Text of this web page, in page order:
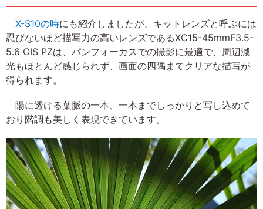
X-S10の時にも紹介しましたが、キットレンズと呼ぶには
忍びないほど描写力の高いレンズであるXC15-45mmF3.5-
5.6 OIS PZは、パンフォーカスでの撮影に最適で、周辺減
光もほとんど感じられず、画面の四隅までクリアな描写が
得られます。
陽に透ける葉脈の一本、一本までしっかりと写し込めて
おり階調も美しく表現できています。